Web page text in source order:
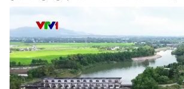
Pháp luật
Y tế
Thế giới